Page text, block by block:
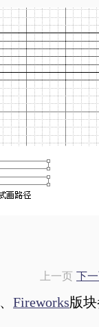
上一页 下
、 Fireworks版